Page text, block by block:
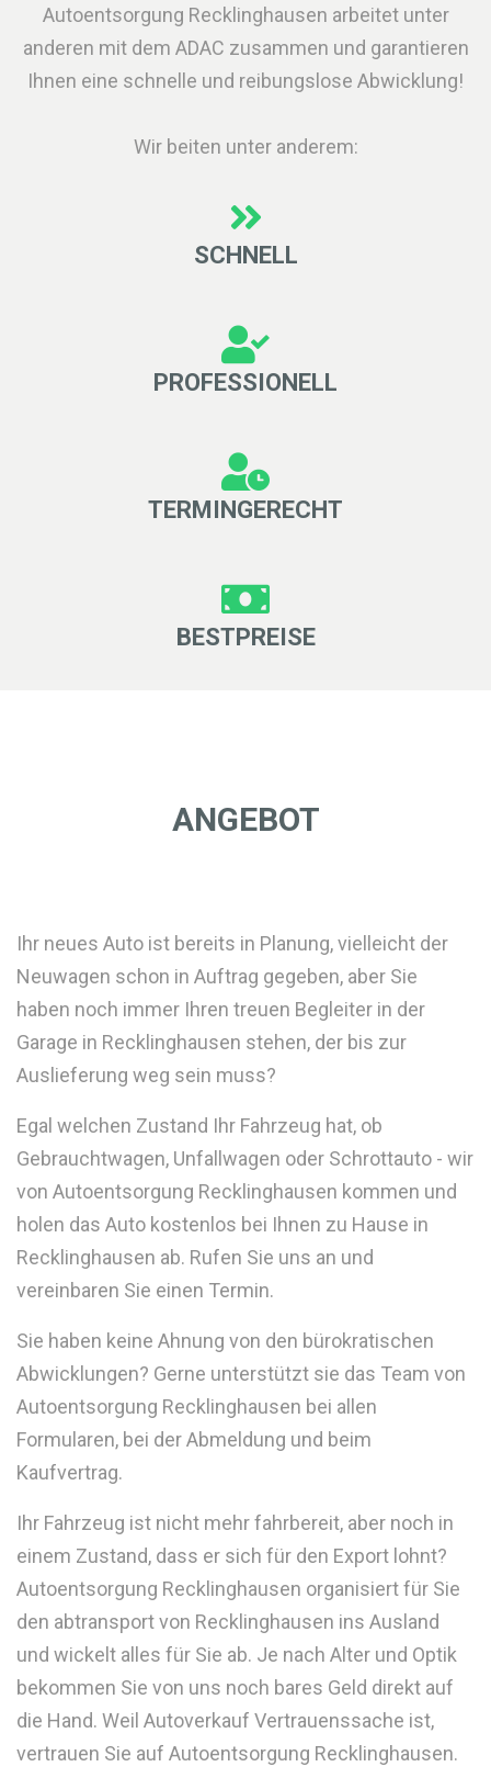
Autoentsorgung Recklinghausen arbeitet unter
anderen mit dem ADAC zusammen und garantieren
Ihnen eine schnelle und reibungslose Abwicklung!
Wir beiten unter anderem:
SCHNELL
PROFESSIONELL
TERMINGERECHT
BESTPREISE
ANGEBOT
Ihr neues Auto ist bereits in Planung, vielleicht der
Neuwagen schon in Auftrag gegeben, aber Sie
haben noch immer Ihren treuen Begleiter in der
Garage in Recklinghausen stehen, der bis zur
Auslieferung weg sein muss?
Egal welchen Zustand Ihr Fahrzeug hat, ob
Gebrauchtwagen, Unfallwagen oder Schrottauto - wir
von Autoentsorgung Recklinghausen kommen und
holen das Auto kostenlos bei Ihnen zu Hause in
Recklinghausen ab. Rufen Sie uns an und
vereinbaren Sie einen Termin.
Sie haben keine Ahnung von den bürokratischen
Abwicklungen? Gerne unterstützt sie das Team von
Autoentsorgung Recklinghausen bei allen
Formularen, bei der Abmeldung und beim
Kaufvertrag.
Ihr Fahrzeug ist nicht mehr fahrbereit, aber noch in
einem Zustand, dass er sich für den Export lohnt?
Autoentsorgung Recklinghausen organisiert für Sie
den abtransport von Recklinghausen ins Ausland
und wickelt alles für Sie ab. Je nach Alter und Optik
bekommen Sie von uns noch bares Geld direkt auf
die Hand. Weil Autoverkauf Vertrauenssache ist,
vertrauen Sie auf Autoentsorgung Recklinghausen.